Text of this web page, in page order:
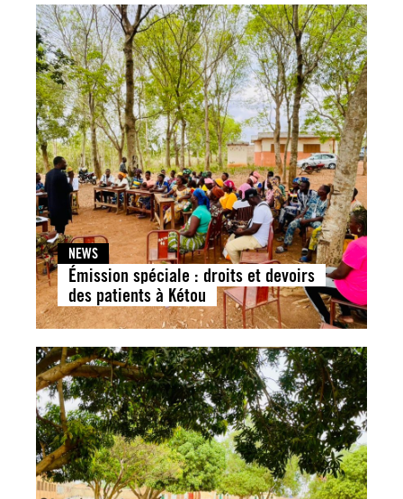
NEWS
Émission spéciale : droits et devoirs
des patients à Kétou